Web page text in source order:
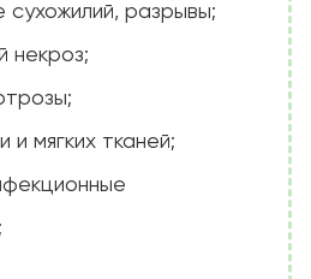
разрывы;
некроз;
и мягких тканей;